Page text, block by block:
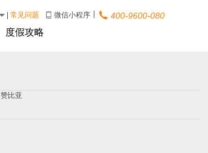
度假攻略
| 常见问题 400-9600-080
微信小程序
赞比亚